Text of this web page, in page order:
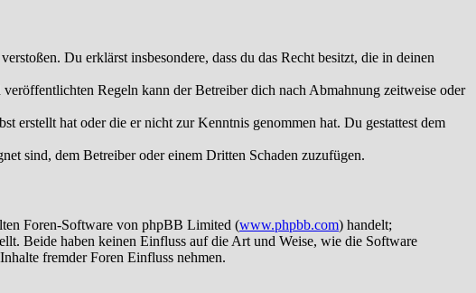
Du erklärst insbesondere, dass du das Recht besitzt, die in deinen
Regeln kann der Betreiber dich nach Abmahnung zeitweise oder
erstellt hat oder die er nicht zur Kenntnis genommen hat. Du gestattest dem
sind, dem Betreiber oder einem Dritten Schaden zuzufügen.
Foren-Software von phpBB Limited (www.phpbb.com) handelt;
Beide haben keinen Einfluss auf die Art und Weise, wie die Software
fremder Foren Einfluss nehmen.